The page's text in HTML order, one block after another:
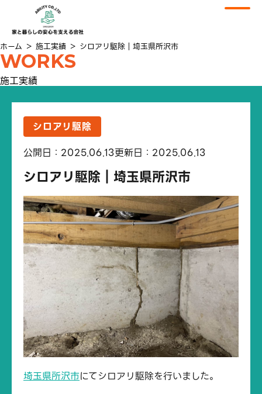
ホーム ＞ 施工実績 ＞ シロアリ駆除｜埼玉県所沢市
WORKS
施工実績
シロアリ駆除
公開日：2025.06.13更新日：2025.06.13
シロアリ駆除｜埼玉県所沢市
埼玉県所沢市にてシロアリ駆除を行いました。